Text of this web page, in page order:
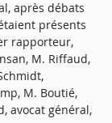
après débats
présents
rapporteur,
M. Riffaud,
M. Boutié,
avocat général,